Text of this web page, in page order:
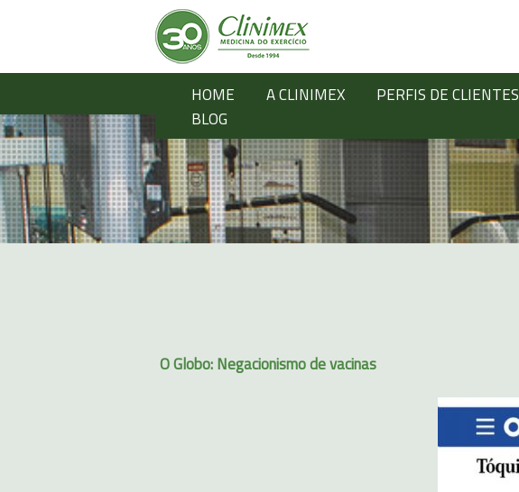
HOME A CLINIMEX PERFIS DE CLIENTES
BLOG
O Globo: Negacionismo de vacinas